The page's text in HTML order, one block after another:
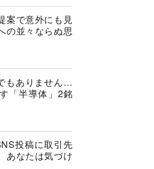
案で意外にも見
の並々ならぬ思
もありません…
「半導体」2銘
投稿に取引先
あなたは気づけ